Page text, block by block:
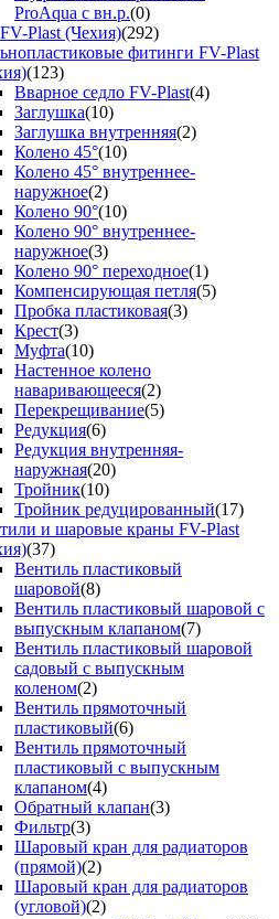
ProAqua с вн.р.(0)
Plast (Чехия)(292)
фитинги FV-Plast
(123)
Вварное седло FV-Plast(4)
Заглушка(10)
Заглушка внутренняя(2)
Колено 45°(10)
Колено 45° внутреннее-
наружное(2)
Колено 90°(10)
Колено 90° внутреннее-
наружное(3)
Колено 90° переходное(1)
Компенсирующая петля(5)
Пробка пластиковая(3)
Крест(3)
Муфта(10)
Настенное колено
наваривающееся(2)
Перекрещивание(5)
Редукция(6)
Редукция внутренняя-
наружная(20)
Тройник(10)
Тройник редуцированный(17)
и шаровые краны FV-Plast
(37)
Вентиль пластиковый
шаровой(8)
Вентиль пластиковый шаровой с
выпускным клапаном(7)
Вентиль пластиковый шаровой
садовый с выпускным
коленом(2)
Вентиль прямоточный
пластиковый(6)
Вентиль прямоточный
пластиковый с выпускным
клапаном(4)
Обратный клапан(3)
Фильтр(3)
Шаровый кран для радиаторов
(прямой)(2)
Шаровый кран для радиаторов
(угловой)(2)